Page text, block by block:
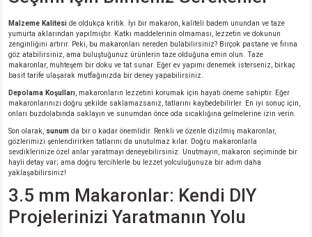
MARKA)
Malzeme Kalitesi de oldukça kritik. İyi bir makaron, kaliteli badem unundan ve taze
yumurta aklarından yapılmıştır. Katkı maddelerinin olmaması, lezzetin ve dokunun
zenginliğini artırır. Peki, bu makaronları nereden bulabilirsiniz? Birçok pastane ve fırına
göz atabilirsiniz, ama buluştuğunuz ürünlerin taze olduğuna emin olun. Taze
makaronlar, muhteşem bir doku ve tat sunar. Eğer ev yapımı denemek isterseniz, birkaç
basit tarife ulaşarak mutfağınızda bir deney yapabilirsiniz.
Depolama Koşulları , makaronların lezzetini korumak için hayati öneme sahiptir. Eğer
makaronlarınızı doğru şekilde saklamazsanız, tatlarını kaybedebilirler. En iyi sonuç için,
onları buzdolabında saklayın ve sunumdan önce oda sıcaklığına gelmelerine izin verin.
Son olarak, sunum da bir o kadar önemlidir. Renkli ve özenle dizilmiş makaronlar,
gözlerimizi şenlendirirken tatlarını da unutulmaz kılar. Doğru makaronlarla
sevdiklerinize özel anlar yaratmayı deneyebilirsiniz. Unutmayın, makaron seçiminde bir
hayli detay var; ama doğru tercihlerle bu lezzet yolculuğunuza bir adım daha
yaklaşabilirsiniz!
3.5 mm Makaronlar: Kendi DIY
Projelerinizi Yaratmanın Yolu